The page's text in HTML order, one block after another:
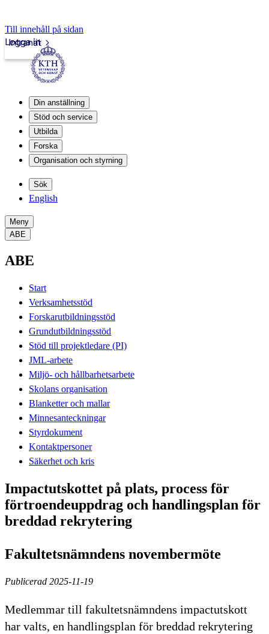
Till innehåll på sidan
Intranät
Logga in
Din anställning
Stöd och service
Utbilda
Forska
Organisation och styrning
Sök
English
Meny
ABE
ABE
Start
Verksamhetsstöd
Forskarutbildningsstöd
Grundutbildningsstöd
Stöd till projektledare (PI)
JML-arbete
Miljö- och hållbarhetsarbete
Skolans organisation
Blanketter och mallar
Minnesanteckningar
Styrdokument
Kontaktpersoner
Säkerhet och kris
Impactutskottet på plats, process för
förtroendeuppdrag och handlingsplan för
breddad rekrytering
Fakultetsnämndens novembermöte
Publicerad 2025-11-19
Medlemmar till fakultetsnämndens impactutskott
har valts, en handlingsplan för breddad rekrytering